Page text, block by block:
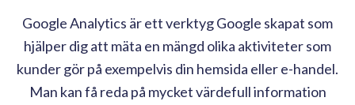
Google Analytics är ett verktyg Google skapat som
hjälper dig att mäta en mängd olika aktiviteter som
kunder gör på exempelvis din hemsida eller e-handel.
Man kan få reda på mycket värdefull information